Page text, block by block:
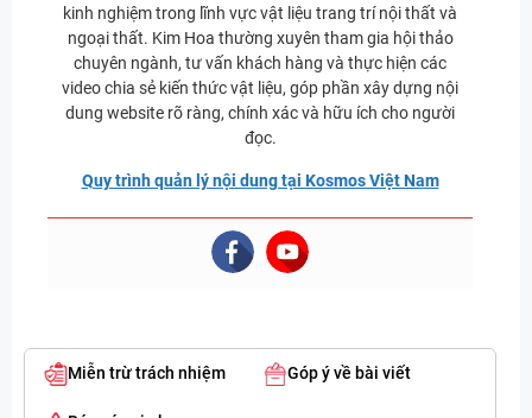
kinh nghiệm trong lĩnh vực vật liệu trang trí nội thất và
ngoại thất. Kim Hoa thường xuyên tham gia hội thảo
chuyên ngành, tư vấn khách hàng và thực hiện các
video chia sẻ kiến thức vật liệu, góp phần xây dựng nội
dung website rõ ràng, chính xác và hữu ích cho người
đọc.
Quy trình quản lý nội dung tại Kosmos Việt Nam
Miễn trừ trách nhiệm Góp ý về bài viết